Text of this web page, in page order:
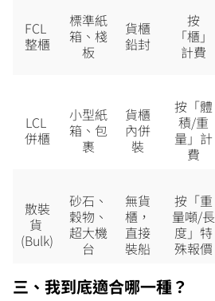
FCL
整櫃
標準紙
箱、棧
板
貨櫃
鉛封
按
「櫃」
計費
LCL
併櫃
小型紙
箱、包
裹
貨櫃
內併
裝
按「體
積/重
量」計
費
散裝
貨
(Bulk)
砂石、
穀物、
超大機
台
無貨
櫃，
直接
裝船
按「重
量噸/長
度」特
殊報價
三、我到底適合哪一種？